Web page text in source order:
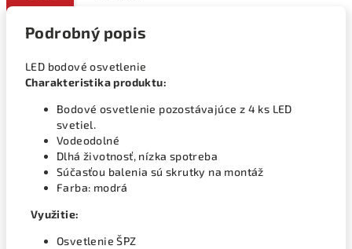
Podrobný popis
LED bodové osvetlenie
Charakteristika produktu:
Bodové osvetlenie pozostávajúce z 4 ks LED
svetiel.
Vodeodolné
Dlhá životnosť, nízka spotreba
Súčasťou balenia sú skrutky na montáž
Farba: modrá
Využitie:
Osvetlenie ŠPZ